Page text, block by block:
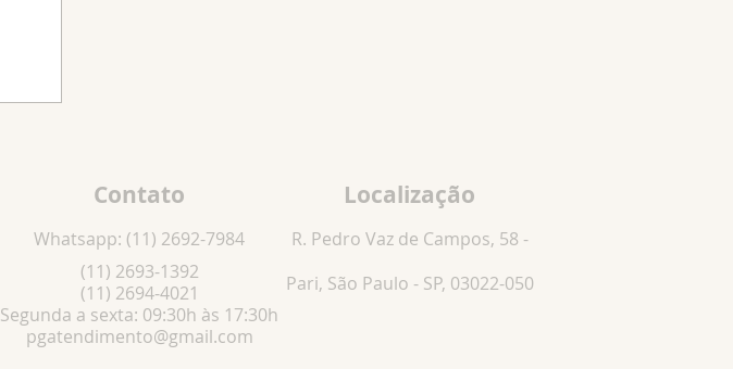
Contato
Whatsapp: (11) 2692-7984
(11) 2693-1392
(11) 2694-4021
Segunda a sexta: 09:30h às 17:30h
pgatendimento@gmail.com
Localização
R. Pedro Vaz de Campos, 58 -
Pari, São Paulo - SP, 03022-050